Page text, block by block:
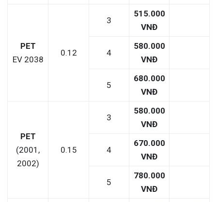
PET
EV 2038
0.12
3
515.000
VNĐ
4
580.000
VNĐ
5
680.000
VNĐ
PET
(2001,
2002)
0.15
3
580.000
VNĐ
4
670.000
VNĐ
5
780.000
VNĐ